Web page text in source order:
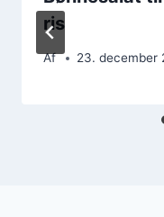
ris
Af 23. december